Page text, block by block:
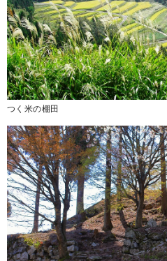
つく米の棚田